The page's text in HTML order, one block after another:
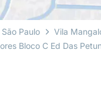
São Paulo Vila
Bloco C Ed Das